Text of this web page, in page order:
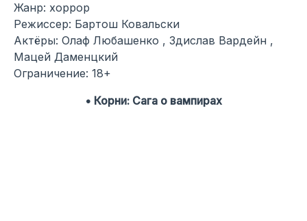
Жанр: хоррор
Режиссер: Бартош Ковальски
Актёры: Олаф Любашенко , Здислав Вардейн ,
Мацей Даменцкий
Ограничение: 18+
• Корни: Сага о вампирах